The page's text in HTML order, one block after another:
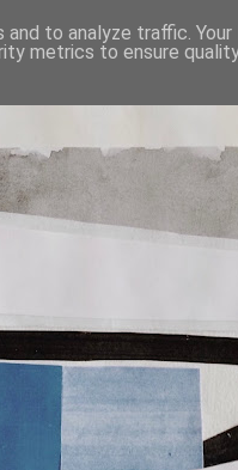
to analyze traffic.
metrics to ensure